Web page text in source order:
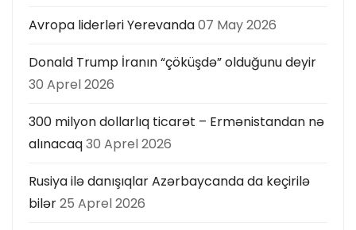
Avropa liderləri Yerevanda07 May 2026
Donald Trump İranın “çöküşdə” olduğunu deyir
30 Aprel 2026
300 milyon dollarlıq ticarət – Ermənistandan nə
alınacaq30 Aprel 2026
Rusiya ilə danışıqlar Azərbaycanda da keçirilə
bilər25 Aprel 2026